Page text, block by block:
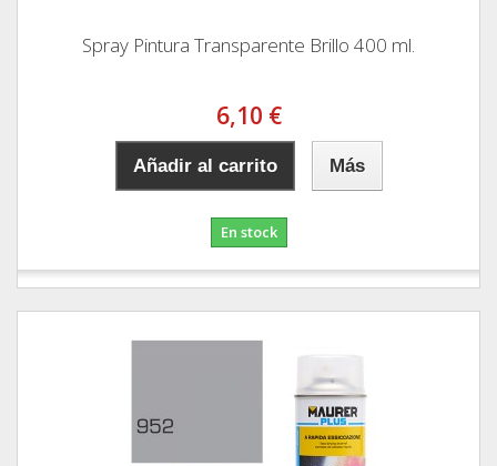
Spray Pintura Transparente Brillo 400 ml.
6,10 €
Añadir al carrito Más
En stock